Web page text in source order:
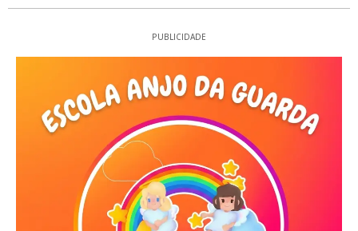
PUBLICIDADE